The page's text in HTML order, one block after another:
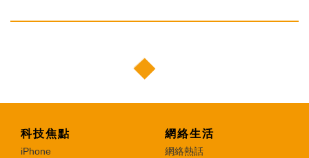
科技焦點
iPhone
網絡生活
網絡熱話